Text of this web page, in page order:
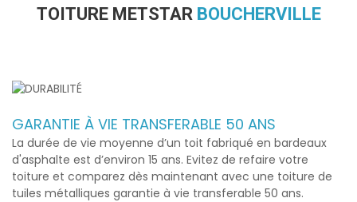
TOITURE METSTAR BOUCHERVILLE
GARANTIE À VIE TRANSFERABLE 50 ANS
La durée de vie moyenne d’un toit fabriqué en bardeaux
d'asphalte est d’environ 15 ans. Evitez de refaire votre
toiture et comparez dès maintenant avec une toiture de
tuiles métalliques garantie à vie transferable 50 ans.